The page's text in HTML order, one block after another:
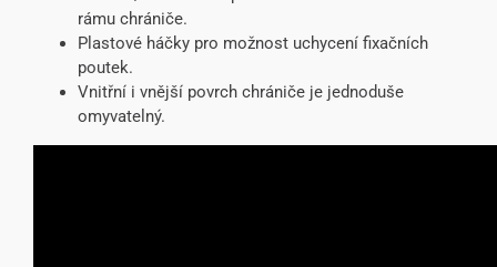
rámu chrániče.
Plastové háčky pro možnost uchycení fixačních
poutek.
Vnitřní i vnější povrch chrániče je jednoduše
omyvatelný.